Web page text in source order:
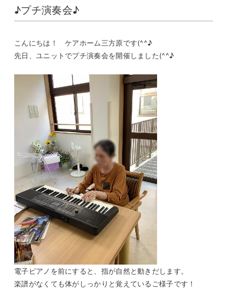
♪プチ演奏会♪
こんにちは！ ケアホーム三方原です(^^♪
先日、ユニットでプチ演奏会を開催しました(^^♪
電子ピアノを前にすると、指が自然と動きだします。
楽譜がなくても体がしっかりと覚えているご様子です！